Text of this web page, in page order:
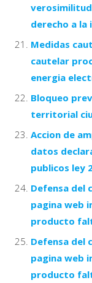
derecho a
Medidas
cautelar
energia
Bloqueo
territorial
Accion de
datos
publicos ley
Defensa del
pagina web
producto
Defensa del
pagina web
producto